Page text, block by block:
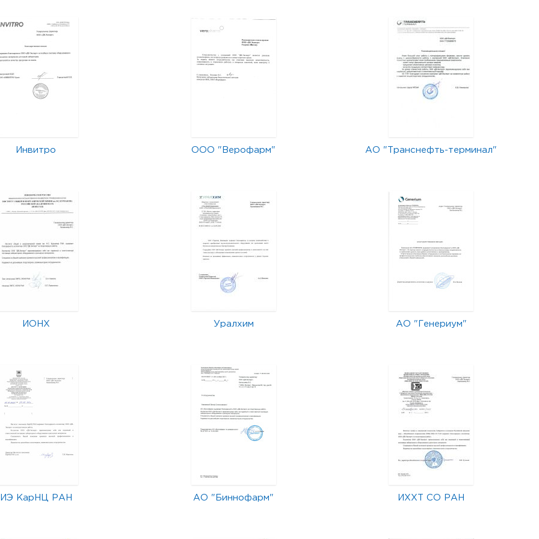
Инвитро ООО "Верофарм" АО "Транснефть-терминал"
ИОНХ Уралхим АО "Генериум"
ИЭ КарНЦ РАН АО "Биннофарм" ИХХТ СО РАН